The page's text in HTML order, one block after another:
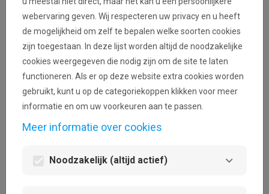
voorkeuren van de bezoekers te kennen en de
presentatie van deze website te verbeteren.
Cookies zijn kleine bestandjes die op uw harde
schijf worden opgeslagen. Ze vergemakkelijken
het surfen en maken een website bijzonder
gebruiksvriendelijk. Cookies kunnen worden
gebruikt om na te gaan of uw computer eerder al
op onze webpagina's werd ingelogd. Enkel het
cookie dat op uw computer is geregistreerd,
Wij gebruiken 2 cookies:
webervaring geven. Wij respecteren uw privacy en u heeft
de mogelijkheid om zelf te bepalen welke soorten cookies
zijn toegestaan. In deze lijst worden altijd de noodzakelijke
cookies weergegeven die nodig zijn om de site te laten
functioneren. Als er op deze website extra cookies worden
gebruikt, kunt u op de categoriekoppen klikken voor meer
informatie en om uw voorkeuren aan te passen.
Meer informatie over cookies
Noodzakelijk (altijd actief)